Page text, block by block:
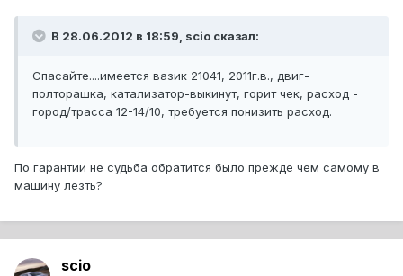
В 28.06.2012 в 18:59, scio сказал:
Спасайте....имеется вазик 21041, 2011г.в., двиг-
полторашка, катализатор-выкинут, горит чек, расход -
город/трасса 12-14/10, требуется понизить расход.
По гарантии не судьба обратится было прежде чем самому в
машину лезть?
scio